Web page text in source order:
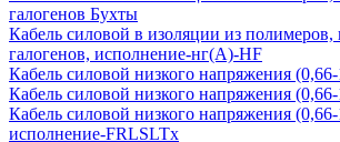
галогенов Бухты
Кабель силовой в изоляции из
галогенов, исполнение-нг(А)-HF
Кабель силовой низкого напряжения
Кабель силовой низкого напряжения
Кабель силовой низкого напряжения
исполнение-FRLSLTx